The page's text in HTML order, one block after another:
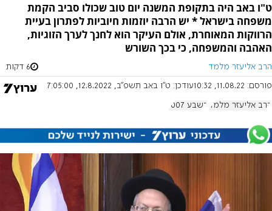
ט"ו באב היה בתקופת המשנה יום טוב שכולו סביב הקמת
משפחה בישראל * יש הרבה יוזמות חיוביות לפתרון בעיית
הרווקות המאוחרת, אולם העיקר הוא לחנך לערך הזוגיות,
האהבה והמשפחה, כי בכך השורש
הרב אליעזר מלמד 6 דקות
פורסם: 11.08.22, 10:32 עודכן: ט"ו באב תשפ"ב, 12.8.2022, 7:05:00
הרב אליעזר מלמד בשבע 1007